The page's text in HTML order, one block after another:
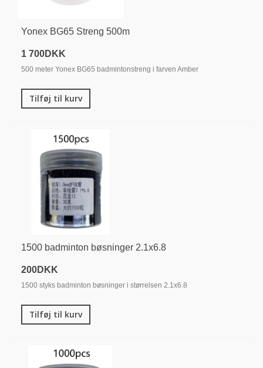
Yonex BG65 Streng 500m
1 700DKK
500 meter Yonex BG65 badmintonstreng i farven Amber
Tilføj til kurv
1500 badminton bøsninger 2.1x6.8
200DKK
1500 styks badminton bøsninger i størrelsen 2.1x6.8
Tilføj til kurv